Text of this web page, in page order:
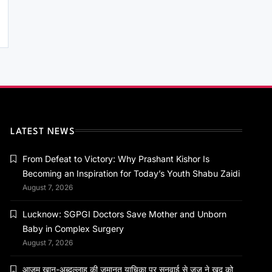
LATEST NEWS
From Defeat to Victory: Why Prashant Kishor Is
Becoming an Inspiration for Today’s Youth Shabu Zaidi
August 7, 2026
Lucknow: SGPGI Doctors Save Mother and Unborn
Baby in Complex Surgery
August 7, 2026
आजम खान-अब्दुल्लाह की जमानत याचिका पर सुनवाई से जज ने खुद को